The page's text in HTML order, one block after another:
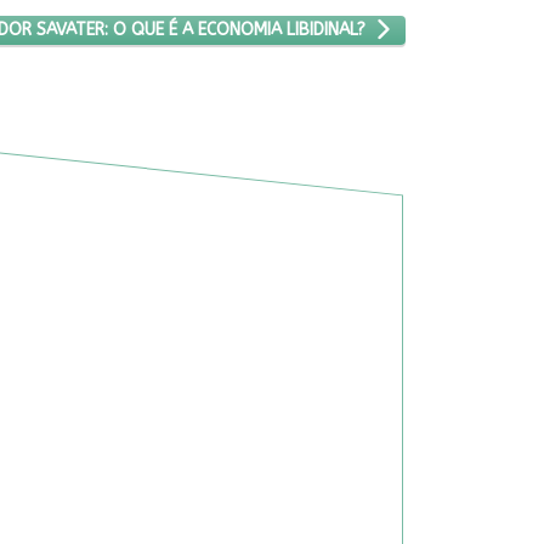
ARTIGO: AMADOR SAVATER: O QUE É A ECONOMIA LIBIDINAL?
SAVATER: O QUE É A ECONOMIA LIBIDINAL?